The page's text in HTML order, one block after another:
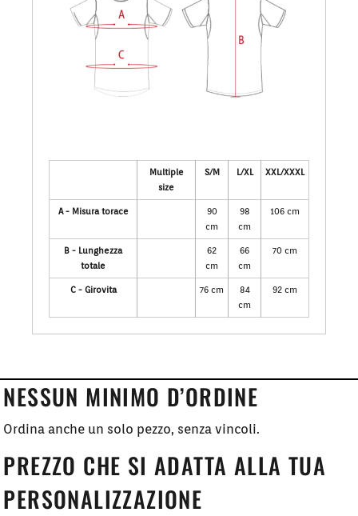
Multiple
size
S/M L/XL XXL/XXXL
A - Misura torace
90
cm
98
cm
106 cm
B - Lunghezza
totale
62
cm
66
cm
70 cm
C - Girovita 76 cm
84
cm
92 cm
NESSUN MINIMO D’ORDINE
Ordina anche un solo pezzo, senza vincoli.
PREZZO CHE SI ADATTA ALLA TUA
PERSONALIZZAZIONE